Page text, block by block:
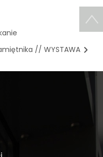
// WYSTAWA